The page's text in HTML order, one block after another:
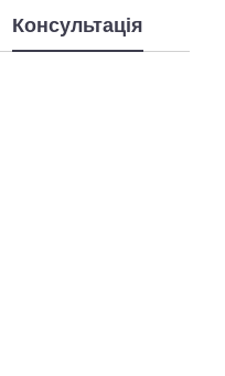
Консультація